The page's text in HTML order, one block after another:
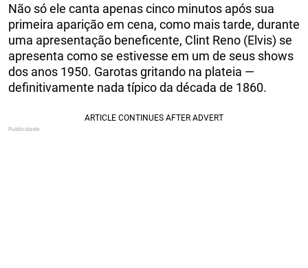
Não só ele canta apenas cinco minutos após sua
primeira aparição em cena, como mais tarde, durante
uma apresentação beneficente, Clint Reno (Elvis) se
apresenta como se estivesse em um de seus shows
dos anos 1950. Garotas gritando na plateia —
definitivamente nada típico da década de 1860.